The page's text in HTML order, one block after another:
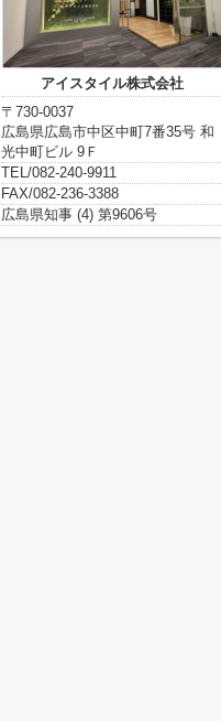
アイスタイル株式会社
〒730-0037
広島県広島市中区中町7番35号 和
光中町ビル 9Ｆ
TEL/082-240-9911
FAX/082-236-3388
広島県知事 (4) 第9606号